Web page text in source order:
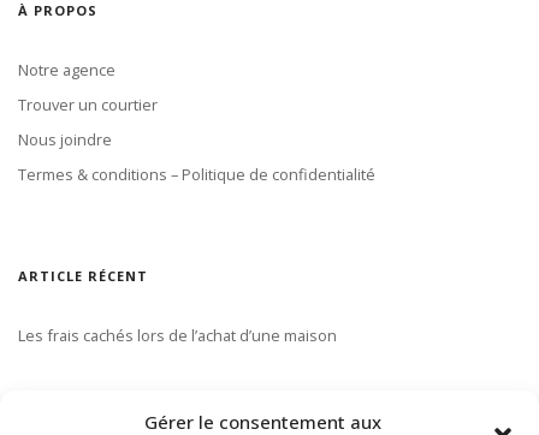
Gérer le consentement aux
À PROPOS
Notre agence
Trouver un courtier
Nous joindre
Termes & conditions – Politique de confidentialité
ARTICLE RÉCENT
Les frais cachés lors de l’achat d’une maison